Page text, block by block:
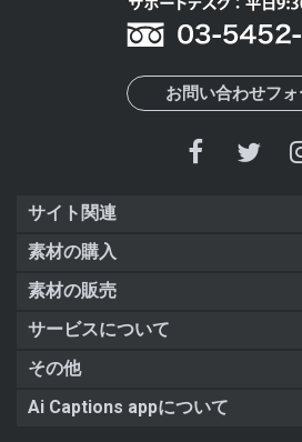
お問い合わせフォ
サイト関連
素材の購入
素材の販売
サービスについて
その他
Ai Captions appについて